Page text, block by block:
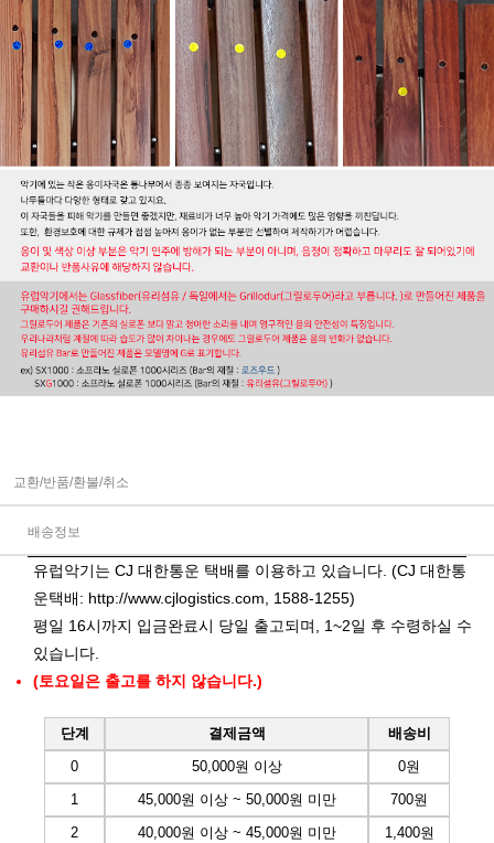
교환/반품/환불/취소
배송정보
유럽악기는 CJ 대한통운 택배를 이용하고 있습니다. (CJ 대한통
운택배: http://www.cjlogistics.com, 1588-1255)
평일 16시까지 입금완료시 당일 출고되며, 1~2일 후 수령하실 수
있습니다.
(토요일은 출고를 하지 않습니다.)
단계 결제금액
배송비
0
50,000원 이상
0원
1
45,000원 이상 ~ 50,000원 미만
700원
2
40,000원 이상 ~ 45,000원 미만
1,400원